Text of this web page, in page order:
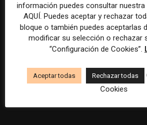
REDACCIÓN
información puedes consultar nuestra
AQUÍ. Puedes aceptar y rechazar
bloque o también puedes aceptarlas
modificar su selección o rechazar
“Configuración de Cookies”.
Aceptar todas Rechazar todas
Cookies